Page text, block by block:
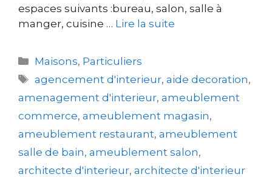
espaces suivants :bureau, salon, salle à
manger, cuisine … Lire la suite
Maisons, Particuliers
agencement d'interieur,aide decoration,
amenagement d'interieur, ameublement
commerce, ameublement magasin,
ameublement restaurant, ameublement
salle de bain, ameublement salon,
architecte d'interieur, architecte d'interieur